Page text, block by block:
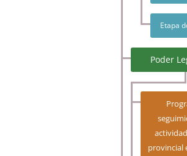
Etapa
Poder
provincial